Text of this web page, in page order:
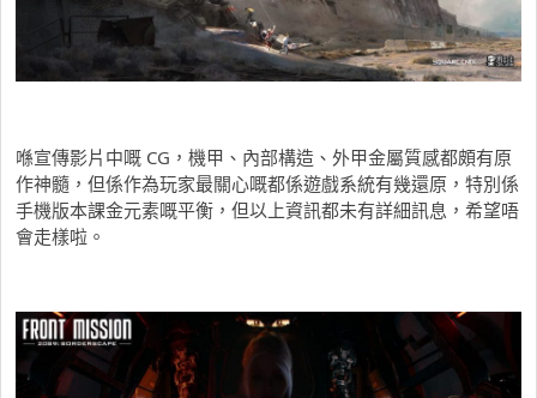
喺宣傳影片中嘅 CG，機甲、內部構造、外甲金屬質感都頗有原
作神髓，但係作為玩家最關心嘅都係遊戲系統有幾還原，特別係
手機版本課金元素嘅平衡，但以上資訊都未有詳細訊息，希望唔
會走樣啦。